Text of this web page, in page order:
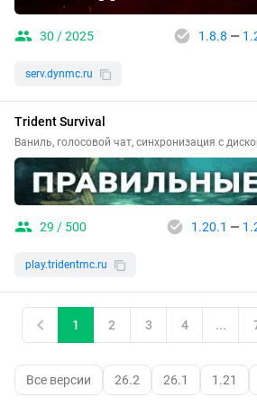
30 / 2025 1.8.8 —
serv.dynmc.ru
Trident Survival
Ваниль, голосовой чат, синхронизация с
29 / 500 1.20.1 —
play.tridentmc.ru
1 2 3 4 ...
Все версии 26.2 26.1 1.21